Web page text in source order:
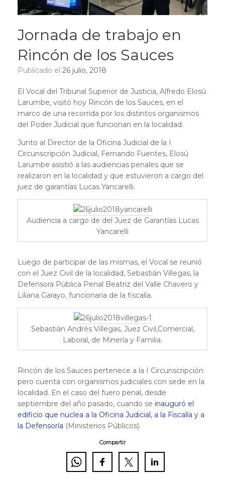
Jornada de trabajo en
Rincón de los Sauces
Publicado el 26 julio, 2018
El Vocal del Tribunal Superior de Justicia, Alfredo Elosú
Larumbe, visitó hoy Rincón de los Sauces, en el
marco de una recorrida por los distintos organismos
del Poder Judicial que funcionan en la localidad.
Junto al Director de la Oficina Judicial de la I
Circunscripción Judicial, Fernando Fuentes, Elosú
Larumbe asistió a las audiencias penales que se
realizaron en la localidad y que estuvieron a cargo del
juez de garantías Lucas Yancarelli.
Audiencia a cargo de del Juez de Garantías Lucas
Yancarelli
Luego de participar de las mismas, el Vocal se reunió
con el Juez Civil de la localidad, Sebastián Villegas, la
Defensora Pública Penal Beatriz del Valle Chavero y
Liliana Garayo, funcionaria de la fiscalía.
Sebastián Andrés Villegas, Juez Civil,Comercial,
Laboral, de Minería y Familia.
Rincón de los Sauces pertenece a la I Circunscripción
pero cuenta con organismos judiciales con sede en la
localidad. En el caso del fuero penal, desde
septiembre del año pasado, cuando se inauguró el
edificio que nuclea a la Oficina Judicial, a la Fiscalía y a
la Defensoría (Ministerios Públicos).
Compartir